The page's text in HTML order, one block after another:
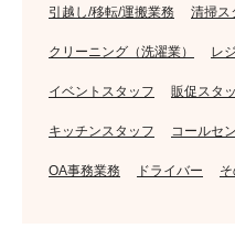
引越し/移転/運搬業務 清掃ス
クリーニング（洗濯業） レ
イベントスタッフ 販促スタ
キッチンスタッフ コールセ
OA事務業務 ドライバー